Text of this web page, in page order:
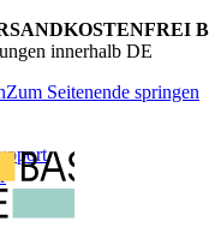
innerhalb DE
Zum Seitenende springen